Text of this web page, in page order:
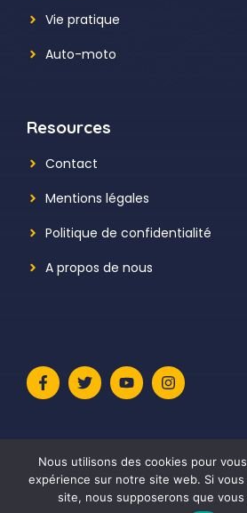
Vie pratique
Auto-moto
Resources
Contact
Mentions légales
Politique de confidentialité
A propos de nous
Nous utilisons des cookies pour
expérience sur notre site web. Si
site, nous supposerons que